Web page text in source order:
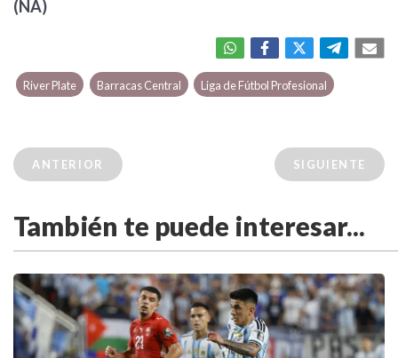
(NA)
River Plate Barracas Central Liga de Fútbol Profesional
ANTERIOR SIGUIENTE
También te puede interesar...